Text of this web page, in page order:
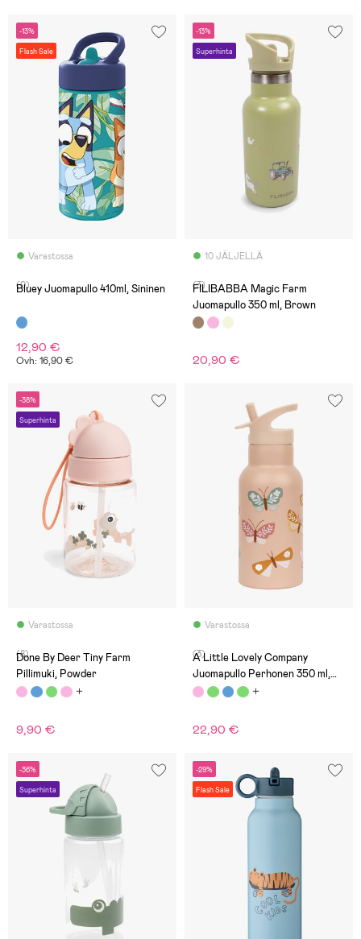
-13%
Flash Sale
Varastossa
(0)
Bluey Juomapullo 410ml, Sininen
12,90 €
Ovh: 16,90 €
-13%
Superhinta
10 JÄLJELLÄ
(3)
FILIBABBA Magic Farm
Juomapullo 350 ml, Brown
20,90 €
-38%
Superhinta
Varastossa
(8)
Done By Deer Tiny Farm
Pillimuki, Powder
9,90 €
Varastossa
(3)
A Little Lovely Company
Juomapullo Perhonen 350 ml,
Vaaleanpunainen
22,90 €
-36%
Superhinta
-29%
Flash Sale